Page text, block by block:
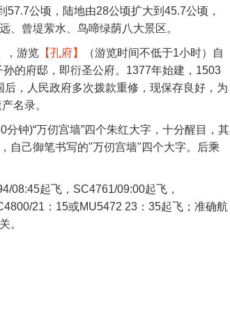
公顷，陆地由28公顷扩大到45.7公顷，
、曾堤萦水、鸟啼绿荫八大景区。
，游览 【孔府】
（游览时间不低于1小时）自
的府邸，即衍圣公府。1377年始建，1503
，人民政府多次拨款重修，现保存良好，为
名录。
分钟)“万仞宫墙”四个朱红大字，十分醒目，其
自己御笔书写的"万仞宫墙"四个大字。后乘
08:45起飞，SC4761/09:00起飞，
21：15或MU5472 23：35起飞；准确航
。